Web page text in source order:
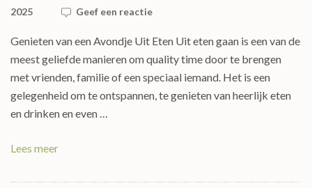
2025
Geef een reactie
Genieten van een Avondje Uit Eten Uit eten gaan is een van de
meest geliefde manieren om quality time door te brengen
met vrienden, familie of een speciaal iemand. Het is een
gelegenheid om te ontspannen, te genieten van heerlijk eten
en drinken en even …
Lees meer